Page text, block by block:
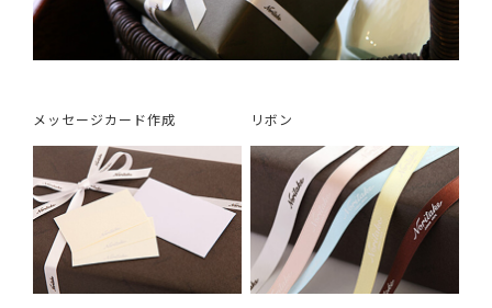
メッセージカード作成 リボン